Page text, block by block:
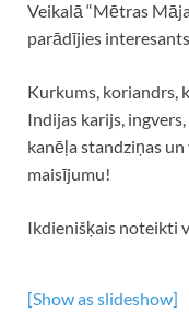
Veikalā “Mētras
parādījies
Kurkums, koriandrs,
Indijas karijs,
kanēļa standziņas
maisījumu!
Ikdienišķais noteikti
[Show as slideshow]